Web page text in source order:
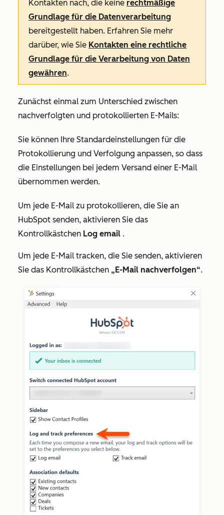
Kontakten nach, die keine rechtmäßige
Grundlage für die Datenverarbeitung
bereitgestellt haben. Erfahren Sie mehr
darüber, wie Sie Kontakten eine rechtliche
Grundlage für die Verarbeitung von Daten
gewähren.
Zunächst einmal zum Unterschied zwischen
nachverfolgten und protokollierten E-Mails:
Sie können Ihre Standardeinstellungen für die
Protokollierung und Verfolgung anpassen, so dass
die Einstellungen bei jedem Versand einer E-Mail
übernommen werden.
Um jede E-Mail zu protokollieren, die Sie an
HubSpot senden, aktivieren Sie das
Kontrollkästchen Log email .
Um jede E-Mail tracken, die Sie senden, aktivieren
Sie das Kontrollkästchen „E-Mail nachverfolgen“.